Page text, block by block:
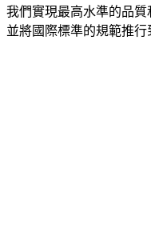
我們實現最高水準的品質
並將國際標準的規範推行